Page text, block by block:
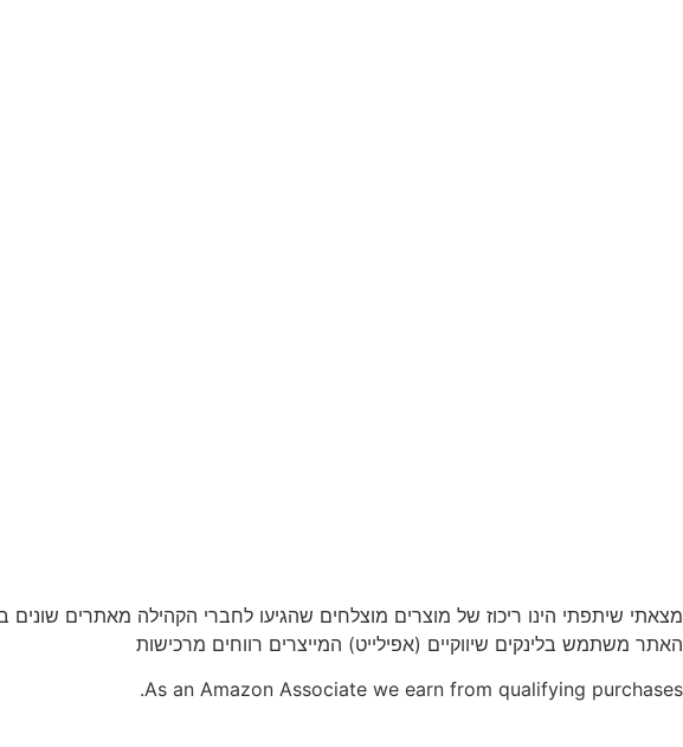
מצאתי שיתפתי הינו ריכוז של מוצרים מוצלחים שהגיעו לחברי הקהילה מאתרים
האתר משתמש בלינקים שיווקיים (אפילייט) המייצרים רווחים מרכישות
As an Amazon Associate we earn from qualifying purchases.